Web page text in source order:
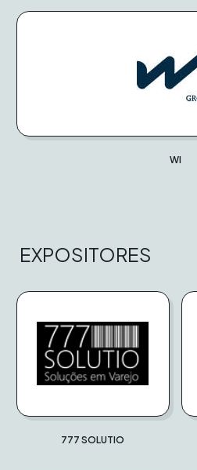
WI
EXPOSITORES
777 SOLUTIO